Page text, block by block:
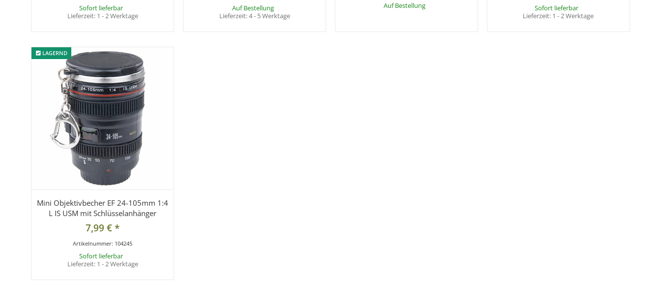
Sofort lieferbar
Lieferzeit: 1 - 2 Werktage
Auf Bestellung
Lieferzeit:4 - 5 Werktage
Auf Bestellung
Sofort lieferbar
Lieferzeit: 1 - 2 Werktage
LAGERND
LAGERND
Mini Objektivbecher EF 24-105mm 1:4
L IS USM mit Schlüsselanhänger
7,99 €*
Artikelnummer: 104245
Sofort lieferbar
Lieferzeit: 1 - 2 Werktage